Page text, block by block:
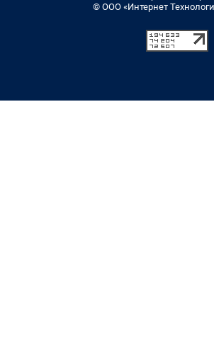
© ООО «Интернет